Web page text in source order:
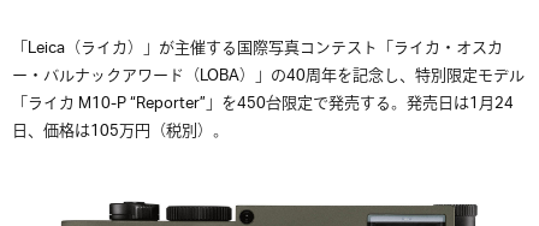
「Leica（ライカ）」が主催する国際写真コンテスト「ライカ・オスカ
ー・バルナックアワード（LOBA）」の40周年を記念し、特別限定モデル
「ライカ M10-P “Reporter”」を450台限定で発売する。発売日は1月24
日、価格は105万円（税別）。